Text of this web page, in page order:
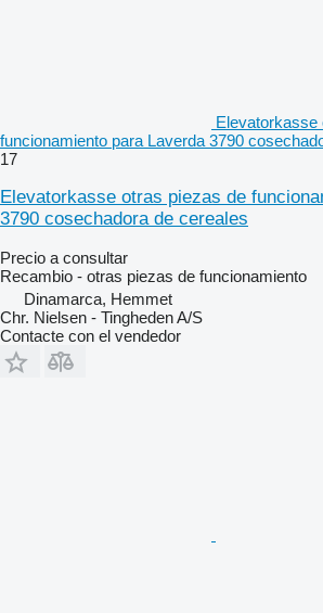
Elevatorkasse
funcionamiento para Laverda 3790
17
Elevatorkasse otras piezas de
3790 cosechadora de cereales
Precio a consultar
Recambio - otras piezas de funcionamiento
Dinamarca, Hemmet
Chr. Nielsen - Tingheden A/S
Contacte con el vendedor